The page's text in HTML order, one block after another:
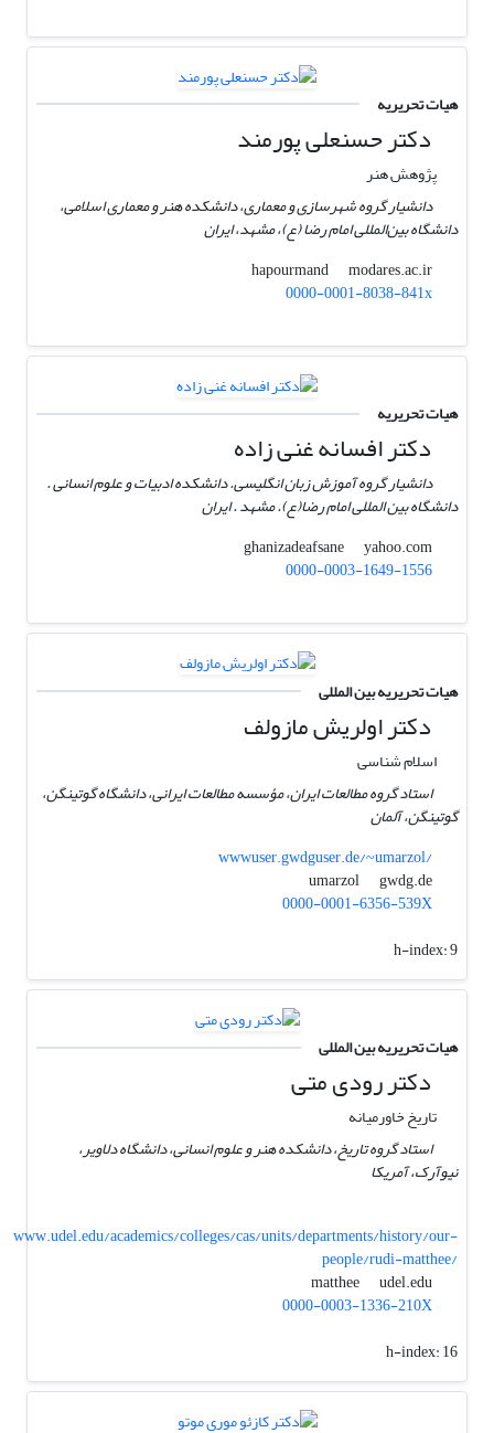
هیات تحریریه
دکتر حسنعلی پورمند
پژوهش هنر
دانشیار گروه شهرسازی و معماری، دانشکده هنر و معماری اسلامی،
دانشگاه بین‌المللی امام رضا (ع)، مشهد، ایران
hapourmand
modares.ac.ir
0000-0001-8038-841x
هیات تحریریه
دکتر افسانه غنی زاده
دانشیار گروه آموزش زبان انگلیسی. دانشکده ادبیات و علوم انسانی .
دانشگاه بین المللی امام رضا(ع). مشهد . ایران
ghanizadeafsane
yahoo.com
0000-0003-1649-1556
هیات تحریریه بین المللی
دکتر اولریش مازولف
اسلام شناسی
استاد گروه مطالعات ایران، مؤسسه مطالعات ایرانی، دانشگاه گوتینگن،
گوتینگن، آلمان
wwwuser.gwdguser.de/~umarzol/
umarzol
gwdg.de
0000-0001-6356-539X
h-index:9
هیات تحریریه بین المللی
دکتر رودی متی
تاریخ خاورمیانه
استاد گروه تاریخ، دانشکده هنر و علوم انسانی، دانشگاه دلاویر،
نیوآرک، آمریکا
www.udel.edu/academics/colleges/cas/units/departments/history/our-
people/rudi-matthee/
matthee
udel.edu
0000-0003-1336-210X
h-index:16